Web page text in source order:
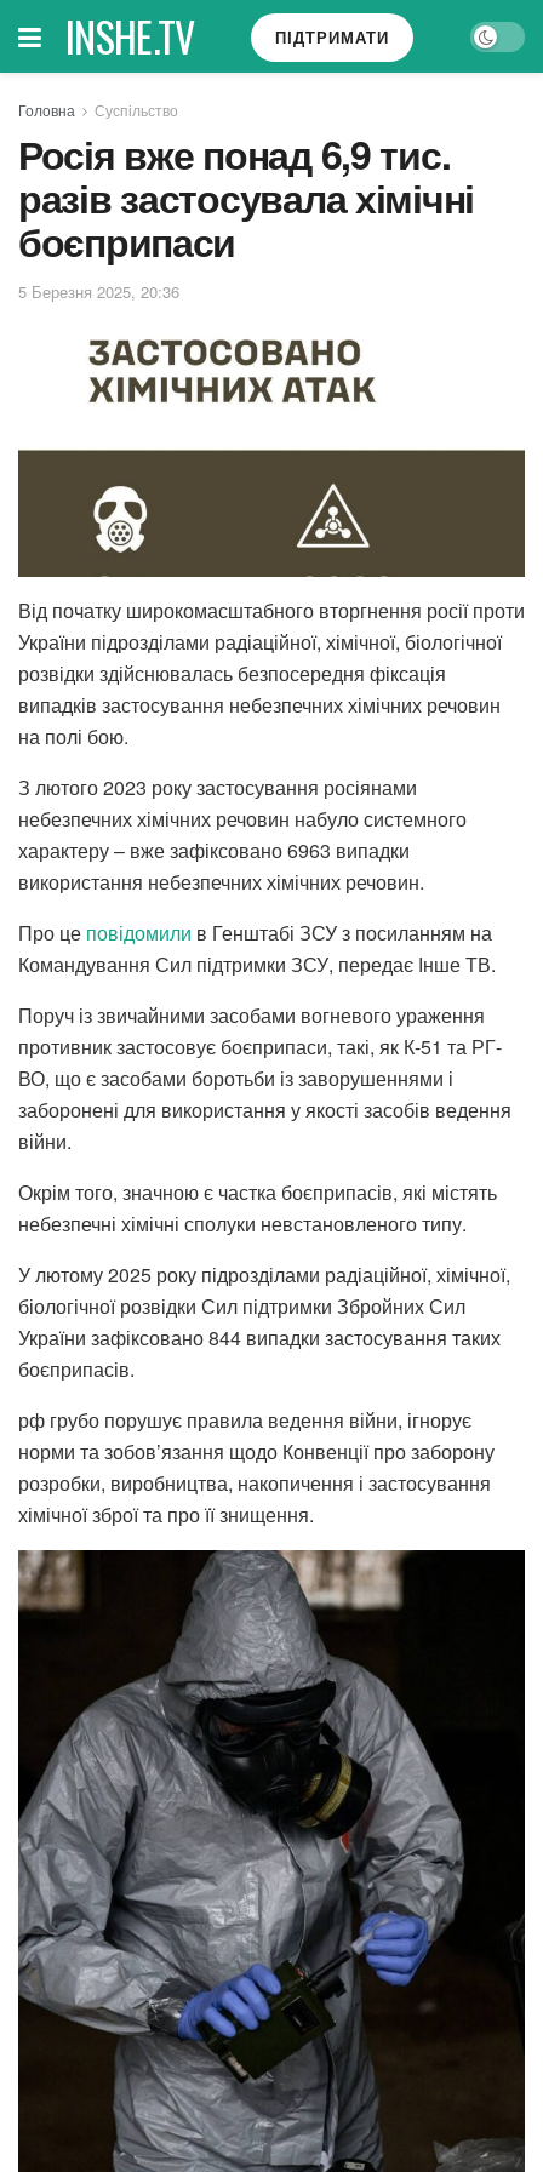
INSHE.TV ПІДТРИМАТИ
Головна Суспільство
Росія вже понад 6,9 тис.
разів застосувала хімічні
боєприпаси
5 Березня 2025, 20:36
Від початку широкомасштабного вторгнення росії проти
України підрозділами радіаційної, хімічної, біологічної
розвідки здійснювалась безпосередня фіксація
випадків застосування небезпечних хімічних речовин
на полі бою.
З лютого 2023 року застосування росіянами
небезпечних хімічних речовин набуло системного
характеру – вже зафіксовано 6963 випадки
використання небезпечних хімічних речовин.
Про це повідомили в Генштабі ЗСУ з посиланням на
Командування Сил підтримки ЗСУ, передає Інше ТВ.
Поруч із звичайними засобами вогневого ураження
противник застосовує боєприпаси, такі, як К-51 та РГ-
ВО, що є засобами боротьби із заворушеннями і
заборонені для використання у якості засобів ведення
війни.
Окрім того, значною є частка боєприпасів, які містять
небезпечні хімічні сполуки невстановленого типу.
У лютому 2025 року підрозділами радіаційної, хімічної,
біологічної розвідки Сил підтримки Збройних Сил
України зафіксовано 844 випадки застосування таких
боєприпасів.
рф грубо порушує правила ведення війни, ігнорує
норми та зобов’язання щодо Конвенції про заборону
розробки, виробництва, накопичення і застосування
хімічної зброї та про її знищення.